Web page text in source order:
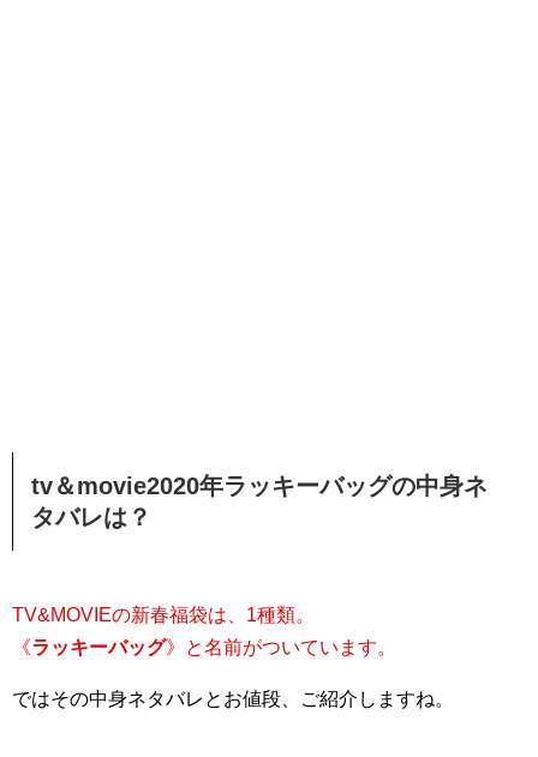
tv＆movie2020年ラッキーバッグの中身ネ
タバレは？
TV&MOVIEの新春福袋は、1種類。
《ラッキーバッグ》と名前がついています。
ではその中身ネタバレとお値段、ご紹介しますね。